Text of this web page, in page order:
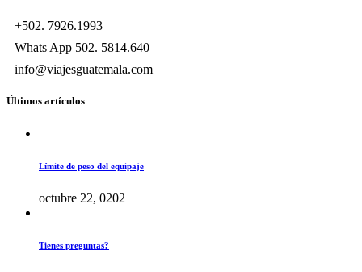
+502. 7926.1993
Whats App 502. 5814.640
info@viajesguatemala.com
Últimos artículos
Límite de peso del equipaje
octubre 22, 0202
Tienes preguntas?